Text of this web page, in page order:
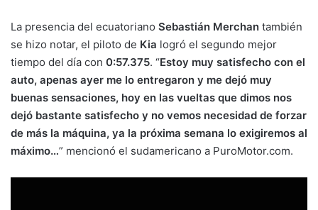
La presencia del ecuatoriano Sebastián Merchan también
se hizo notar, el piloto de Kia logró el segundo mejor
tiempo del día con 0:57.375. “Estoy muy satisfecho con el
auto, apenas ayer me lo entregaron y me dejó muy
buenas sensaciones, hoy en las vueltas que dimos nos
dejó bastante satisfecho y no vemos necesidad de forzar
de más la máquina, ya la próxima semana lo exigiremos al
máximo…” mencionó el sudamericano a PuroMotor.com.